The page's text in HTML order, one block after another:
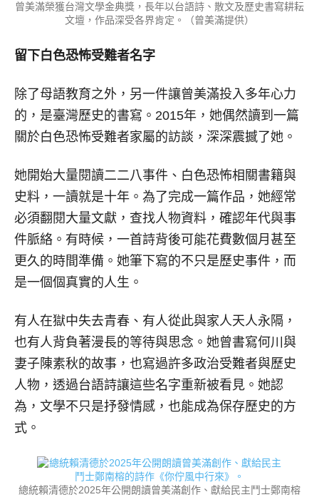
曾美滿榮獲台灣文學金典獎，長年以台語詩、散文及歷史書寫耕耘
文壇，作品深受各界肯定。（曾美滿提供）
留下白色恐怖受難者名字
除了母語教育之外，另一件讓曾美滿投入多年心力
的，是臺灣歷史的書寫。2015年，她偶然讀到一篇
關於白色恐怖受難者家屬的訪談，深深震撼了她。
她開始大量閱讀二二八事件、白色恐怖相關書籍與
史料，一讀就是十年。為了完成一篇作品，她經常
必須翻閱大量文獻，查找人物資料，確認年代與事
件脈絡。有時候，一首詩背後可能花費數個月甚至
更久的時間準備。她筆下寫的不只是歷史事件，而
是一個個真實的人生。
有人在獄中失去青春、有人從此與家人天人永隔，
也有人背負著漫長的等待與思念。她曾書寫何川與
妻子陳素秋的故事，也寫過許多政治受難者與歷史
人物，透過台語詩讓這些名字重新被看見。她認
為，文學不只是抒發情感，也能成為保存歷史的方
式。
總統賴清德於2025年公開朗讀曾美滿創作、獻給民主鬥士鄭南榕